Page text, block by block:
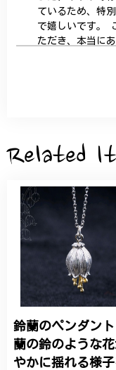
ているため、特
で嬉しいです。
ただき、本当に
こちらの要望に
商品を受け取れ
Related
鈴蘭のペンダン
蘭の鈴のような
やかに揺れる様